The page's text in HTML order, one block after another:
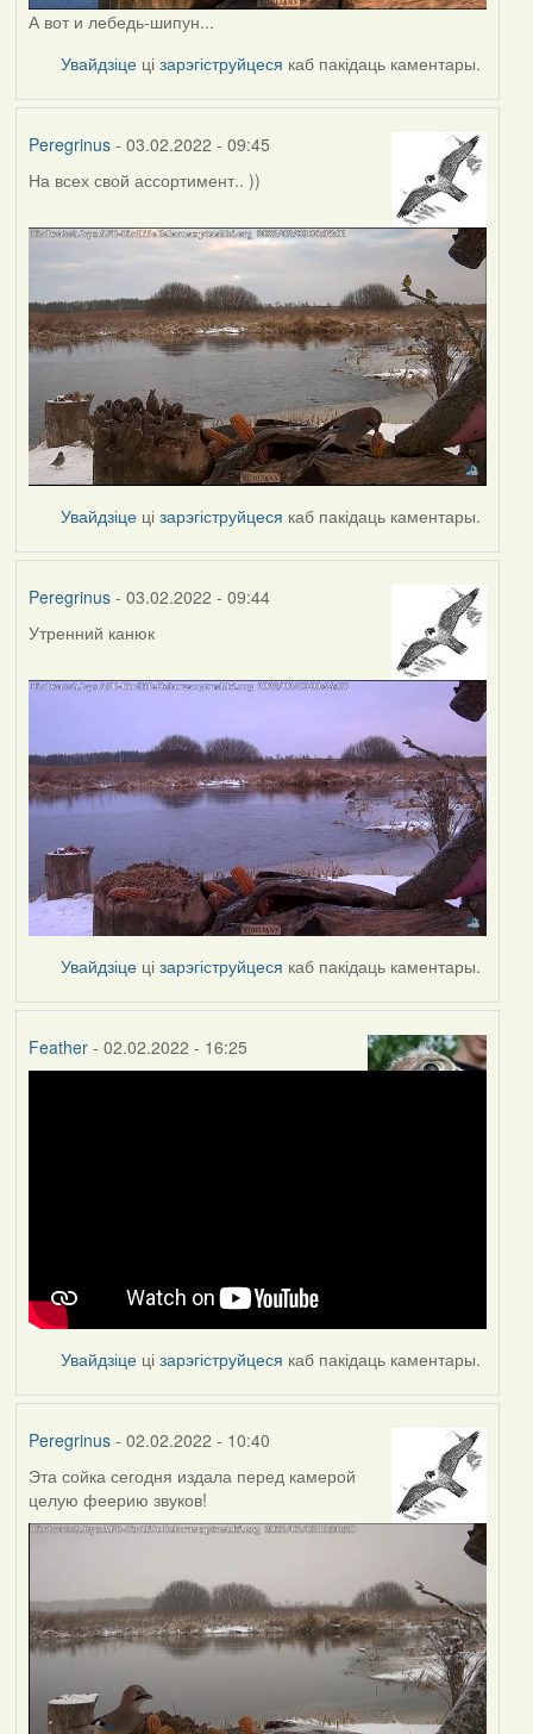
А вот и лебедь-шипун...
Увайдзіце цізарэгіструйцеся каб пакідаць каментары.
Peregrinus- 03.02.2022 - 09:45
На всех свой ассортимент.. ))
Увайдзіце цізарэгіструйцеся каб пакідаць каментары.
Peregrinus- 03.02.2022 - 09:44
Утренний канюк
Увайдзіце цізарэгіструйцеся каб пакідаць каментары.
Feather- 02.02.2022 - 16:25
Увайдзіце цізарэгіструйцеся каб пакідаць каментары.
Peregrinus- 02.02.2022 - 10:40
Эта сойка сегодня издала перед камерой
целую феерию звуков!